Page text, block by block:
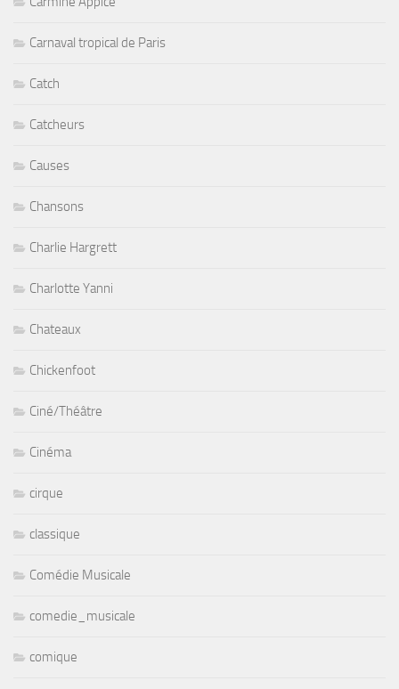
Carnaval tropical de Paris
Catch
Catcheurs
Causes
Chansons
Charlie Hargrett
Charlotte Yanni
Chateaux
Chickenfoot
Ciné/Théâtre
Cinéma
cirque
classique
Comédie Musicale
comedie_musicale
comique